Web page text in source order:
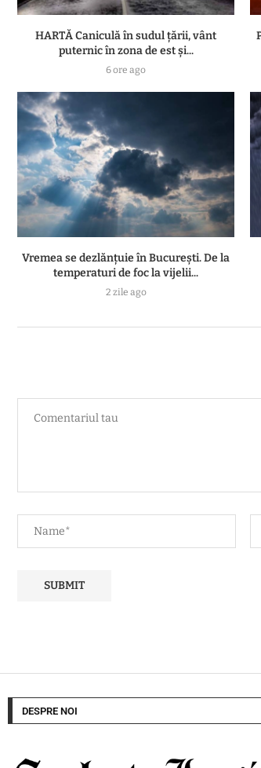
HARTĂ Caniculă în sudul țării, vânt
puternic în zona de est și...
6 ore ago
Vremea se dezlănțuie în București. De la
temperaturi de foc la vijelii...
2 zile ago
DESPRE NOI